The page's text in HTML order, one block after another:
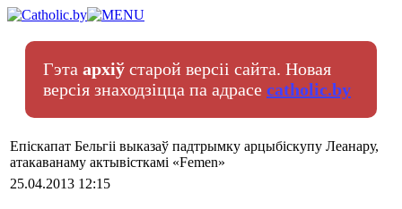
Гэта архіў старой версіі сайта. Новая
версія знаходзіцца па адрасе catholic.by
Епіскапат Бельгіі выказаў падтрымку арцыбіскупу Леанару,
атакаванаму актывісткамі «Femen»
25.04.2013 12:15